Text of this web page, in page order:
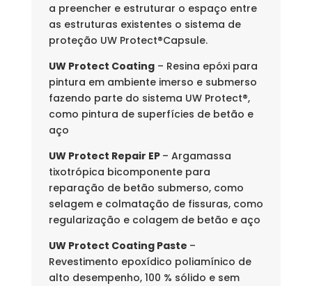
a preencher e estruturar o espaço entre
as estruturas existentes o sistema de
proteção UW Protect®Capsule.
UW Protect Coating– Resina epóxi para
pintura em ambiente imerso e submerso
fazendo parte do sistema UW Protect®,
como pintura de superfícies de betão e
aço
UW Protect Repair EP – Argamassa
tixotrópica bicomponente para
reparação de betão submerso, como
selagem e colmatação de fissuras, como
regularização e colagem de betão e aço
UW Protect Coating Paste –
Revestimento epoxídico poliamínico de
alto desempenho, 100 % sólido e sem